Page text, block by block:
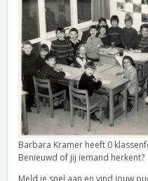
Barbara Kramer heeft 0
Benieuwd of jij iemand herkent?
Meld je snel aan en vind jouw